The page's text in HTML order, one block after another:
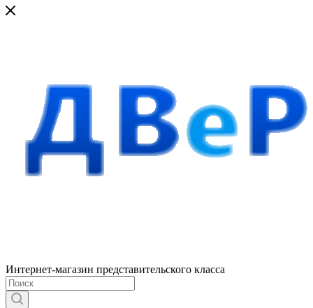
Интернет-магазин представительского класса